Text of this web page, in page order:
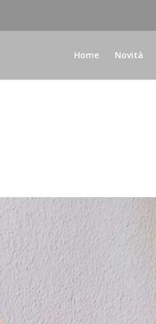
Home Novità